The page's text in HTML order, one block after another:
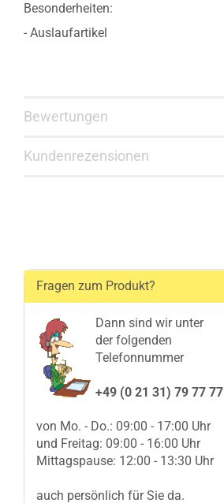
Besonderheiten:
- Auslaufartikel
Bewertungen
Kundenrezensionen
Fragen zum Produkt?
Dann sind wir unter
der folgenden
Telefonnummer
+49 (0 21 31) 79 77 77
von Mo. - Do.: 09:00 - 17:00 Uhr
und Freitag: 09:00 - 16:00 Uhr
Mittagspause: 12:00 - 13:30 Uhr
auch persönlich für Sie da.